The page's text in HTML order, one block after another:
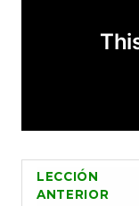
LECCIÓN
ANTERIOR